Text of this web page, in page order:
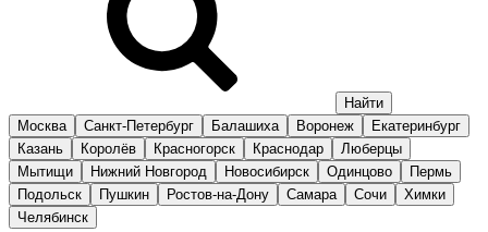
Москва Санкт-Петербург Балашиха Воронеж
Екатеринбург
Казань
Королёв Красногорск Краснодар
Люберцы
Мытищи
Нижний Новгород Новосибирск Одинцово
Пермь
Подольск
Пушкин Ростов-на-Дону Самара Сочи
Химки
Челябинск